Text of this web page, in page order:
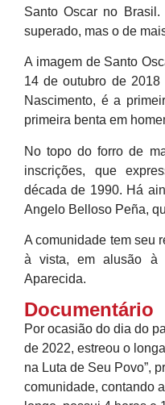
Santo Oscar no
superado, mas o de
A imagem de Santo
14 de outubro de
Nascimento, é a
primeira benta em
No topo do forro de
inscrições, que
década de 1990. Há
Angelo Belloso Peña,
A comunidade tem seu
à vista, em alusão à
Aparecida.
Documentário
Por ocasião do dia do
de 2022, estreou o
na Luta de Seu Povo”,
comunidade, contando